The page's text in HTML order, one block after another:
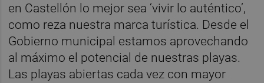
en Castellón lo mejor sea ‘vivir lo auténtico’,
como reza nuestra marca turística. Desde el
Gobierno municipal estamos aprovechando
al máximo el potencial de nuestras playas.
Las playas abiertas cada vez con mayor